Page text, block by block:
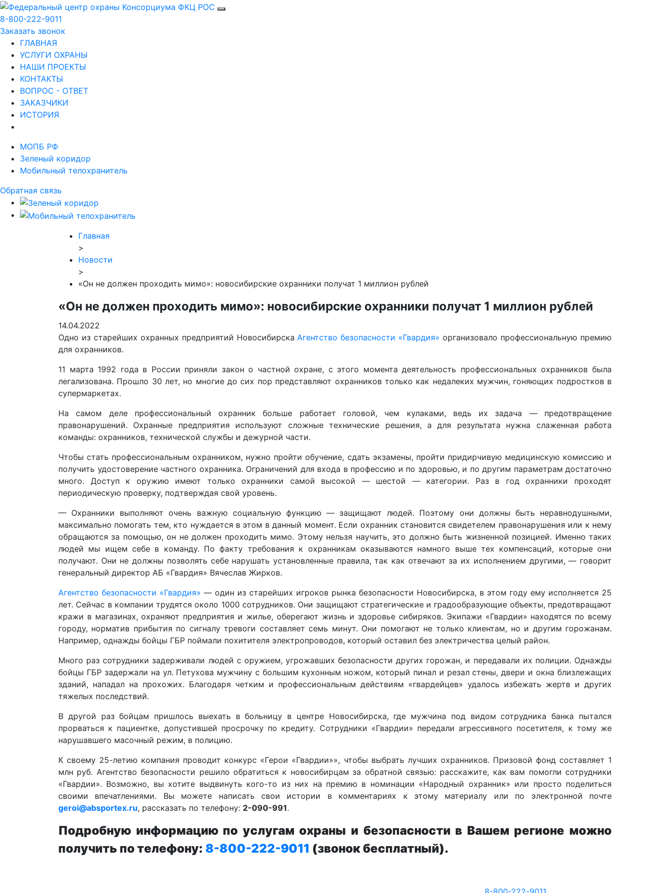
8-800-222-9011
Заказать звонок
ГЛАВНАЯ
УСЛУГИ ОХРАНЫ
НАШИ ПРОЕКТЫ
КОНТАКТЫ
ВОПРОС - ОТВЕТ
ЗАКАЗЧИКИ
ИСТОРИЯ
МОПБ РФ
Зеленый коридор
Мобильный телохранитель
Обратная связь
Главная
>
Новости
>
«Он не должен проходить мимо»: новосибирские охранники получат 1 миллион рублей
«Он не должен проходить мимо»: новосибирские охранники получат 1 миллион рублей
14.04.2022
Одно из старейших охранных предприятий Новосибирска Агентство безопасности «Гвардия» организовало профессиональную премию
для охранников.
11 марта 1992 года в России приняли закон о частной охране, с этого момента деятельность профессиональных охранников была
легализована. Прошло 30 лет, но многие до сих пор представляют охранников только как недалеких мужчин, гоняющих подростков в
супермаркетах.
На самом деле профессиональный охранник больше работает головой, чем кулаками, ведь их задача — предотвращение
правонарушений. Охранные предприятия используют сложные технические решения, а для результата нужна слаженная работа
команды: охранников, технической службы и дежурной части.
Чтобы стать профессиональным охранником, нужно пройти обучение, сдать экзамены, пройти придирчивую медицинскую комиссию и
получить удостоверение частного охранника. Ограничений для входа в профессию и по здоровью, и по другим параметрам достаточно
много. Доступ к оружию имеют только охранники самой высокой — шестой — категории. Раз в год охранники проходят
периодическую проверку, подтверждая свой уровень.
— Охранники выполняют очень важную социальную функцию — защищают людей. Поэтому они должны быть неравнодушными,
максимально помогать тем, кто нуждается в этом в данный момент. Если охранник становится свидетелем правонарушения или к нему
обращаются за помощью, он не должен проходить мимо. Этому нельзя научить, это должно быть жизненной позицией. Именно таких
людей мы ищем себе в команду. По факту требования к охранникам оказываются намного выше тех компенсаций, которые они
получают. Они не должны позволять себе нарушать установленные правила, так как отвечают за их исполнением другими, — говорит
генеральный директор АБ «Гвардия» Вячеслав Жирков.
Агентство безопасности «Гвардия» — один из старейших игроков рынка безопасности Новосибирска, в этом году ему исполняется 25
лет. Сейчас в компании трудятся около 1000 сотрудников. Они защищают стратегические и градообразующие объекты, предотвращают
кражи в магазинах, охраняют предприятия и жилье, оберегают жизнь и здоровье сибиряков. Экипажи «Гвардии» находятся по всему
городу, норматив прибытия по сигналу тревоги составляет семь минут. Они помогают не только клиентам, но и другим горожанам.
Например, однажды бойцы ГБР поймали похитителя электропроводов, который оставил без электричества целый район.
Много раз сотрудники задерживали людей с оружием, угрожавших безопасности других горожан, и передавали их полиции. Однажды
бойцы ГБР задержали на ул. Петухова мужчину с большим кухонным ножом, который пинал и резал стены, двери и окна близлежащих
зданий, нападал на прохожих. Благодаря четким и профессиональным действиям «гвардейцев» удалось избежать жертв и других
тяжелых последствий.
В другой раз бойцам пришлось выехать в больницу в центре Новосибирска, где мужчина под видом сотрудника банка пытался
прорваться к пациентке, допустившей просрочку по кредиту. Сотрудники «Гвардии» передали агрессивного посетителя, к тому же
нарушавшего масочный режим, в полицию.
К своему 25-летию компания проводит конкурс «Герои «Гвардии»», чтобы выбрать лучших охранников. Призовой фонд составляет 1
млн руб. Агентство безопасности решило обратиться к новосибирцам за обратной связью: расскажите, как вам помогли сотрудники
«Гвардии». Возможно, вы хотите выдвинуть кого-то из них на премию в номинации «Народный охранник» или просто поделиться
своими впечатлениями. Вы можете написать свои истории в комментариях к этому материалу или по электронной почте
geroi@absportex.ru, рассказать по телефону: 2-090-991.
Подробную информацию по услугам охраны и безопасности в Вашем регионе можно
получить по телефону: 8-800-222-9011 (звонок бесплатный).